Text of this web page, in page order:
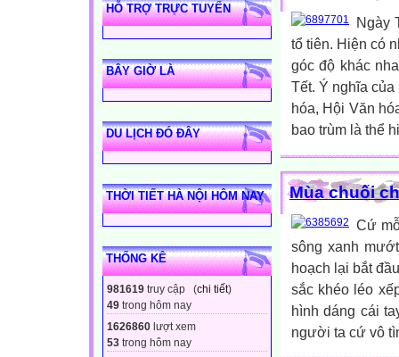
HỖ TRỢ TRỰC TUYẾN
BÂY GIỜ LÀ
DU LỊCH ĐÓ ĐÂY
THỜI TIẾT HÀ NỘI HÔM NAY
THỐNG KÊ
981619 truy cập (chi tiết)
49 trong hôm nay
1626860 lượt xem
53 trong hôm nay
Ngày
tổ tiên. Hiện có
góc độ khác
Tết. Ý nghĩa
hóa, Hội Văn
bao trùm là thể
Mùa chuối
Cứ
sông xanh
hoạch lại bắt
sắc khéo léo
hình dáng cái
người ta cứ vô